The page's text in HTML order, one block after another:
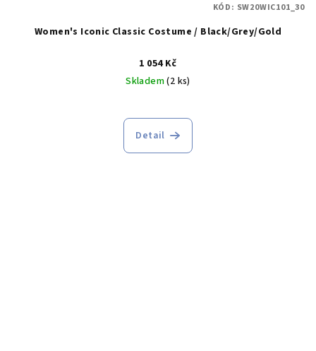
Women's Iconic Classic Costume / Black/Grey/Gold
1 054 Kč
Skladem(2 ks)
Detail
KÓD: SW20WIC101_30